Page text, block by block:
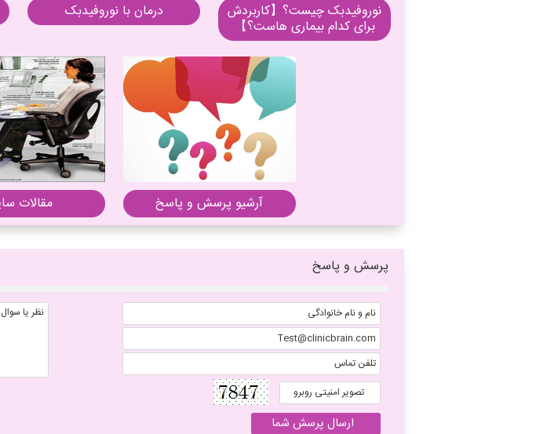
نوروفیدبک چیست؟【کاربردش
برای کدام بیماری هاست؟】
درمان با نوروفیدبک
آرشیو پرسش و پاسخ مقالات
پرسش و پاسخ